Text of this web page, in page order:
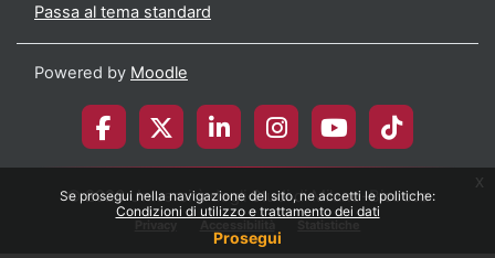
Se prosegui nella navigazione del sito, ne accetti le politiche:
Condizioni di utilizzo e trattamento dei dati
Prosegui
x
Passa al tema standard
Powered by Moodle
© 2026 Università degli Studi di Milano-Bicocca